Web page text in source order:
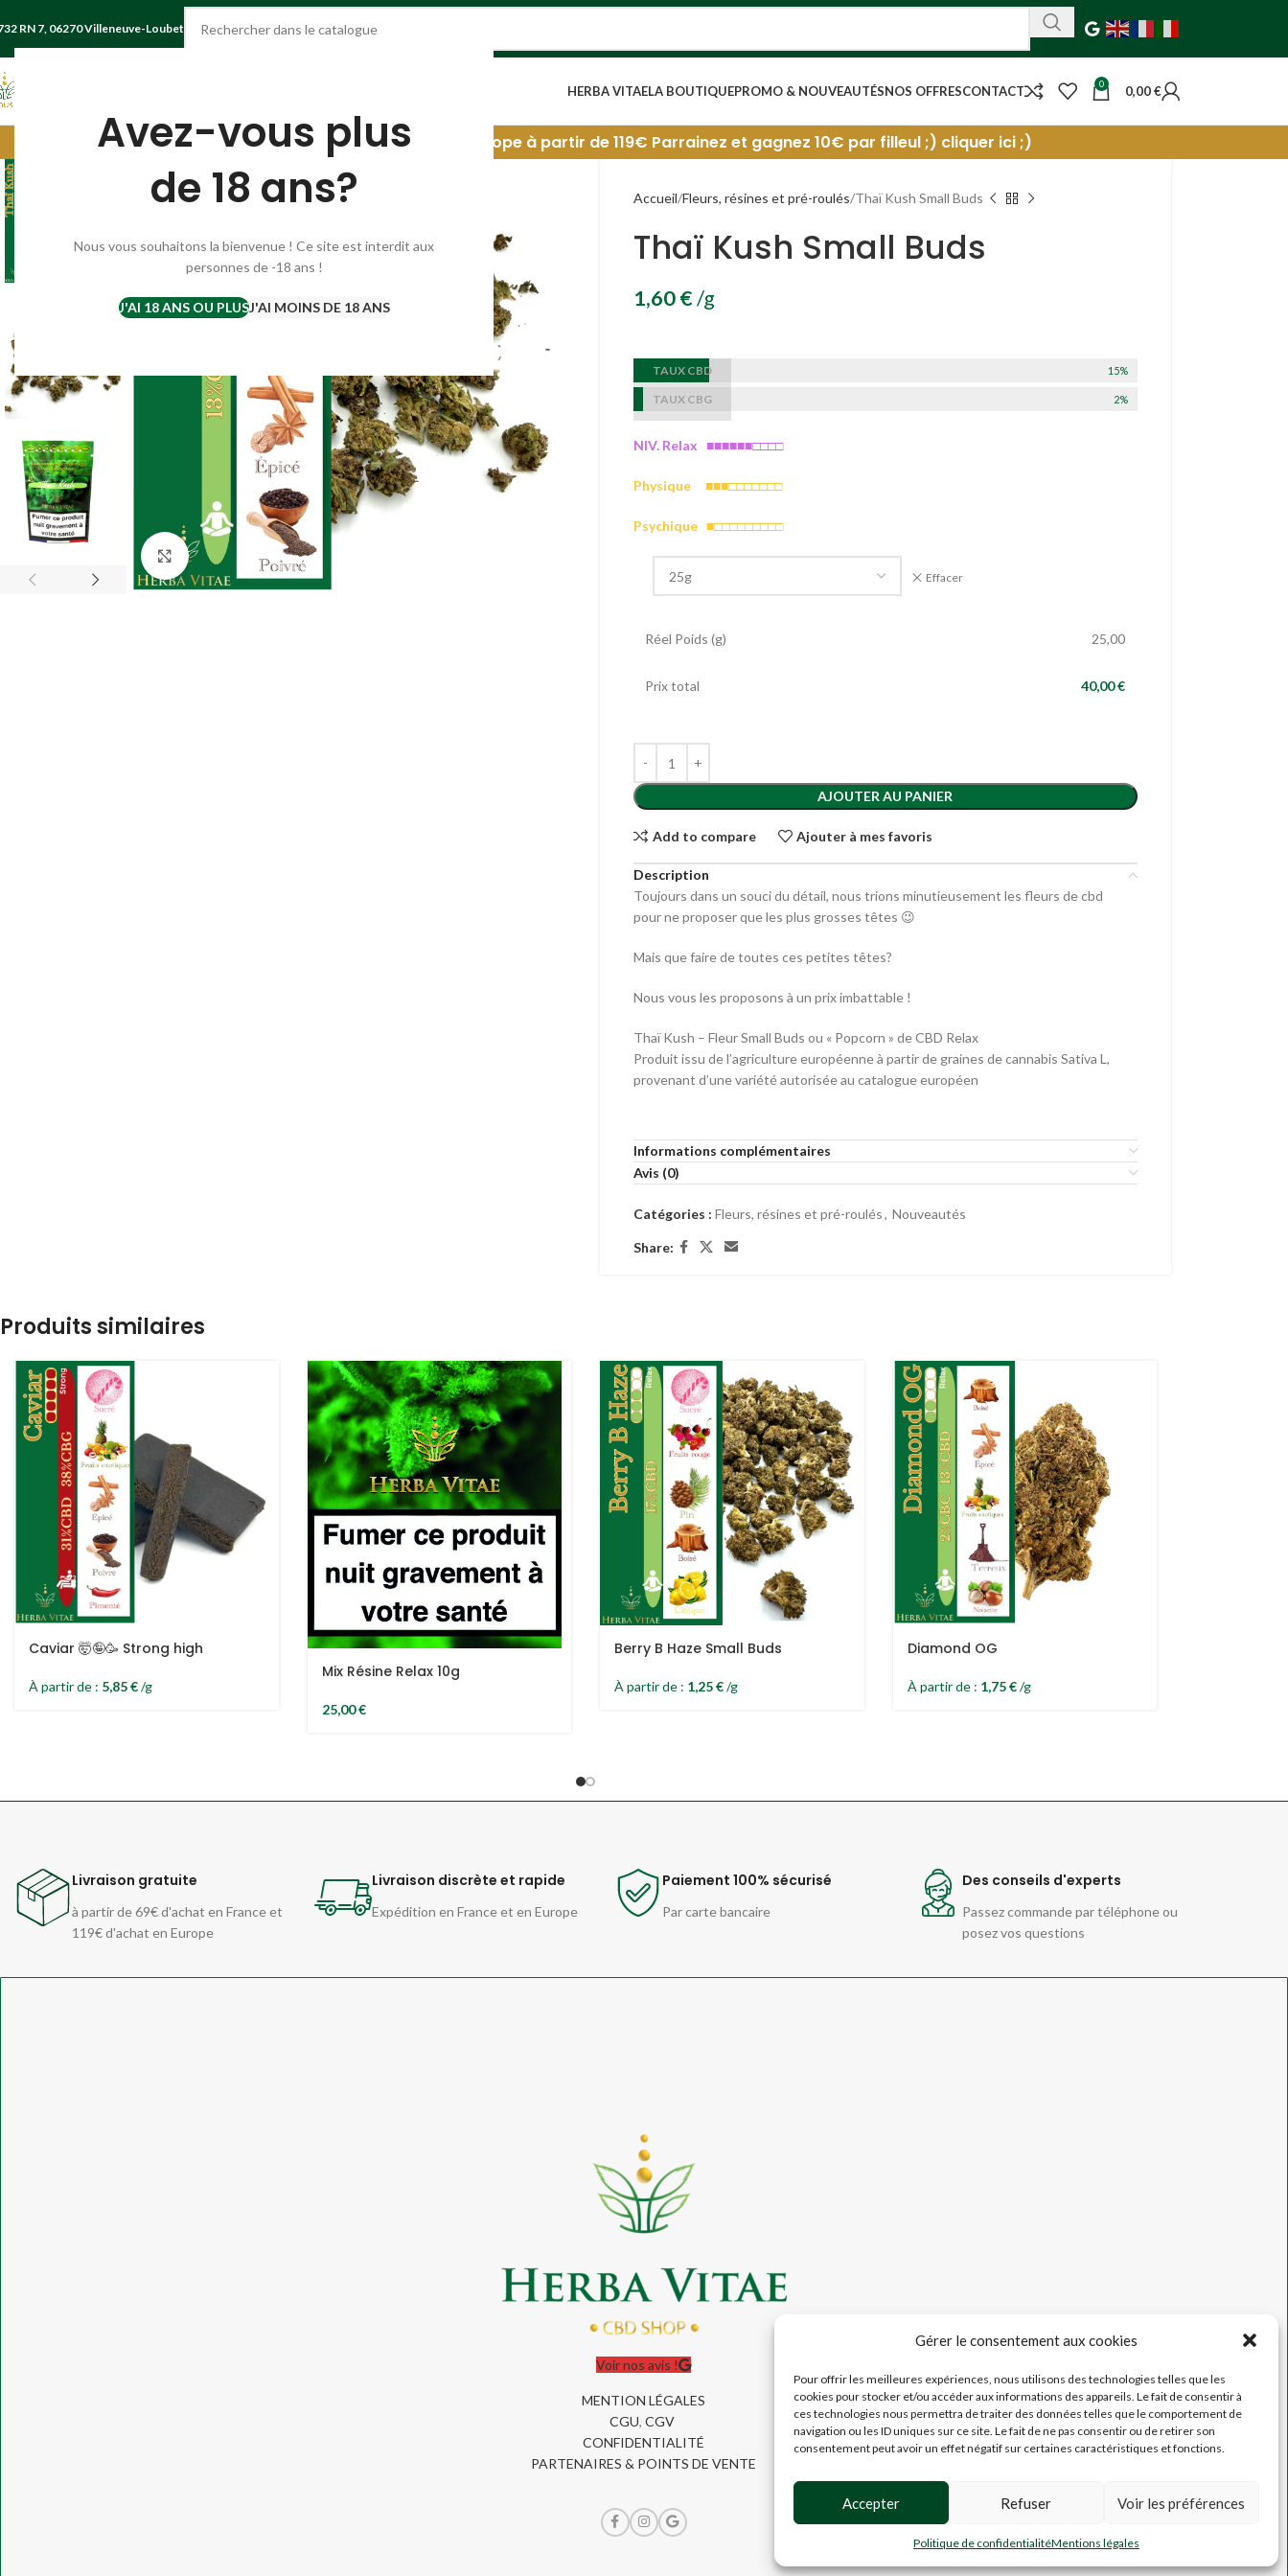
Avez-vous plus
de 18 ans?
Nous vous souhaitons la bienvenue ! Ce site est interdit aux
personnes de -18 ans !
J'AI 18 ANS OU PLUSJ'AI MOINS DE 18 ANS
Gérer le consentement aux cookies
Pour offrir les meilleures expériences, nous utilisons des technologies telles que les
cookies pour stocker et/ou accéder aux informations des appareils. Le fait de consentir à
ces technologies nous permettra de traiter des données telles que le comportement de
navigation ou les ID uniques sur ce site. Le fait de ne pas consentir ou de retirer son
consentement peut avoir un effet négatif sur certaines caractéristiques et fonctions.
Accepter Refuser Voir les préférences
Politique de confidentialitéMentions légales
RN 7, 06270 Villeneuve-Loubet
HERBA VITAELA BOUTIQUEPROMO & NOUVEAUTÉSNOS OFFRESCONTACT 0 0,00€
Livraison gratuite France à partir de 69€. Europe à partir de 119€ Parrainez et gagnez 10€ par filleul ;) cliquer ici ;)
Agrandir
Accueil Fleurs, résines et pré-roulés Thaï Kush Small Buds
Thaï Kush Small Buds
1,60€/g
TAUX CBD 15%
TAUX CBG 2%
NIV. Relax ■■■■■■□□□□
Physique ■■■□□□□□□□
Psychique ■□□□□□□□□□
Effacer
Réel Poids (g) 25,00
Prix total 40,00 €
AJOUTER AU PANIER
Add to compare Ajouter à mes favoris
Description
Toujours dans un souci du détail, nous trions minutieusement les fleurs de cbd
pour ne proposer que les plus grosses têtes 😉
Mais que faire de toutes ces petites têtes?
Nous vous les proposons à un prix imbattable !
Thaï Kush – Fleur Small Buds ou « Popcorn » de CBD Relax
Produit issu de l’agriculture européenne à partir de graines de cannabis Sativa L,
provenant d’une variété autorisée au catalogue européen
Informations complémentaires
Avis (0)
Catégories : Fleurs, résines et pré-roulés, Nouveautés
Share:
Produits similaires
Caviar 🤯🤪🥳 Strong high
À partir de : 5,85€/g
Mix Résine Relax 10g
25,00€
Berry B Haze Small Buds
À partir de : 1,25€/g
Diamond OG
À partir de : 1,75€/g
Livraison gratuite
à partir de 69€ d'achat en France et
119€ d'achat en Europe
Livraison discrète et rapide
Expédition en France et en Europe
Paiement 100% sécurisé
Par carte bancaire
Des conseils d'experts
Passez commande par téléphone ou
posez vos questions
Voir nos avis !
MENTION LÉGALES
CGU,CGV
CONFIDENTIALITÉ
PARTENAIRES & POINTS DE VENTE